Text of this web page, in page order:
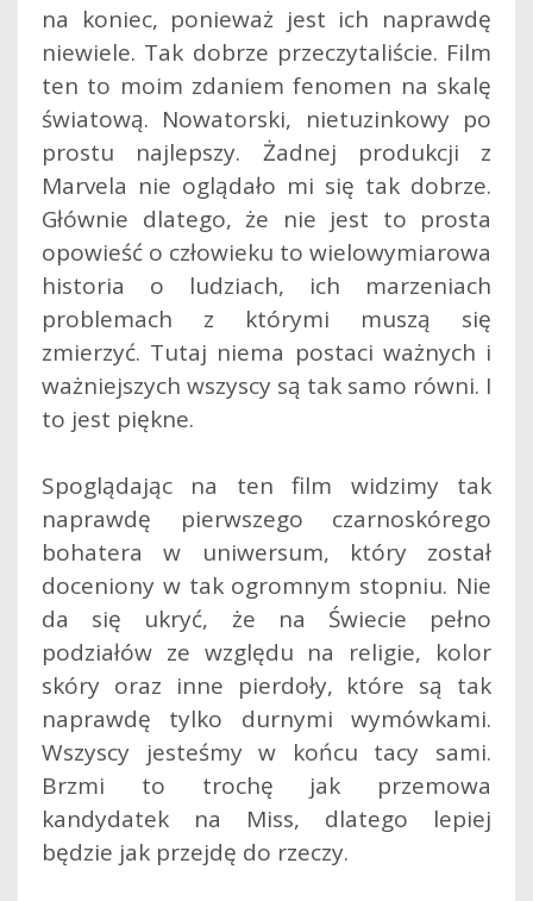
na koniec, ponieważ jest ich naprawdę
niewiele. Tak dobrze przeczytaliście. Film
ten to moim zdaniem fenomen na skalę
światową. Nowatorski, nietuzinkowy po
prostu najlepszy. Żadnej produkcji z
Marvela nie oglądało mi się tak dobrze.
Głównie dlatego, że nie jest to prosta
opowieść o człowieku to wielowymiarowa
historia o ludziach, ich marzeniach
problemach z którymi muszą się
zmierzyć. Tutaj niema postaci ważnych i
ważniejszych wszyscy są tak samo równi. I
to jest piękne.
Spoglądając na ten film widzimy tak
naprawdę pierwszego czarnoskórego
bohatera w uniwersum, który został
doceniony w tak ogromnym stopniu. Nie
da się ukryć, że na Świecie pełno
podziałów ze względu na religie, kolor
skóry oraz inne pierdoły, które są tak
naprawdę tylko durnymi wymówkami.
Wszyscy jesteśmy w końcu tacy sami.
Brzmi to trochę jak przemowa
kandydatek na Miss, dlatego lepiej
będzie jak przejdę do rzeczy.